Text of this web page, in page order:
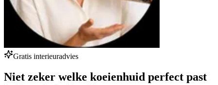
Gratis interieuradvies
Niet zeker welke koeienhuid perfect past